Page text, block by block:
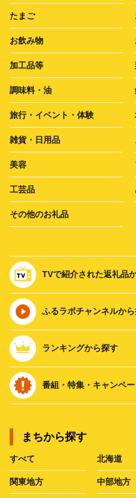
たまご
お飲み物
加工品等
調味料・油
旅行・イベント・体験
雑貨・日用品
美容
工芸品
その他のお礼品
TVで紹介された返礼品
ふるラボチャンネルか
ランキングから探す
番組・特集・キャンペ
まちから探す
すべて 北海道
関東地方 中部地方